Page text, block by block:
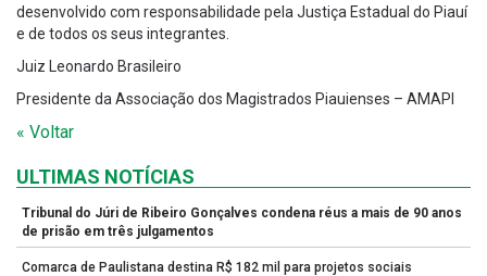
desenvolvido com responsabilidade pela Justiça Estadual do Piauí
e de todos os seus integrantes.
Juiz Leonardo Brasileiro
Presidente da Associação dos Magistrados Piauienses – AMAPI
« Voltar
ULTIMAS NOTÍCIAS
Tribunal do Júri de Ribeiro Gonçalves condena réus a mais de 90 anos
de prisão em três julgamentos
Comarca de Paulistana destina R$ 182 mil para projetos sociais